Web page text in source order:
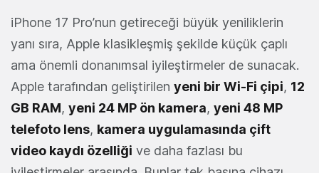
iPhone 17 Pro’nun getireceği büyük yeniliklerin
yanı sıra, Apple klasikleşmiş şekilde küçük çaplı
ama önemli donanımsal iyileştirmeler de sunacak.
Apple tarafından geliştirilen yeni bir Wi-Fi çipi, 12
GB RAM, yeni 24 MP ön kamera, yeni 48 MP
telefoto lens, kamera uygulamasında çift
video kaydı özelliği ve daha fazlası bu